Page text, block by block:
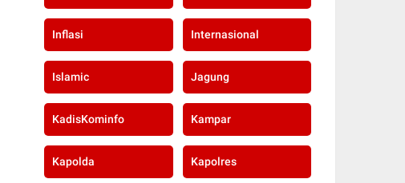
Inflasi Internasional
Islamic Jagung
KadisKominfo Kampar
Kapolda Kapolres